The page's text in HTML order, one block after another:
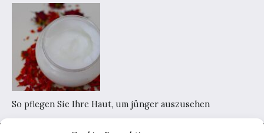
So pflegen Sie Ihre Haut, um jünger auszusehen